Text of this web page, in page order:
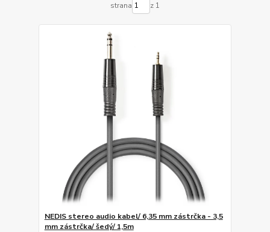
strana z 1
NEDIS stereo audio kabel/ 6,35 mm zástrčka - 3,5
mm zástrčka/ šedý/ 1,5m